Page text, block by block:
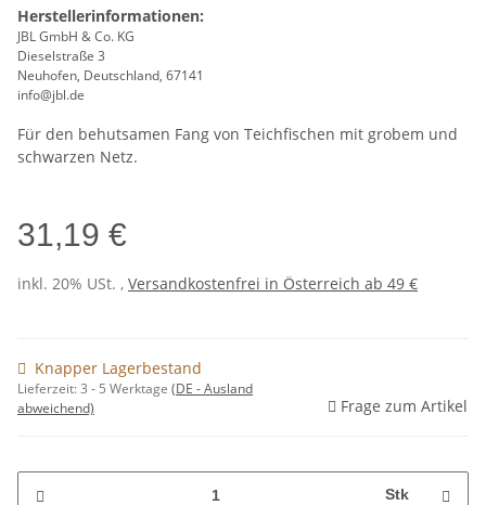
Herstellerinformationen:
JBL GmbH & Co. KG
Dieselstraße 3
Neuhofen, Deutschland, 67141
info@jbl.de
Für den behutsamen Fang von Teichfischen mit grobem und
schwarzen Netz.
31,19 €
inkl. 20% USt. , Versandkostenfrei in Österreich ab 49 €
Knapper Lagerbestand
Lieferzeit:3 - 5 Werktage (DE - Ausland
abweichend)
Frage zum Artikel
Stk